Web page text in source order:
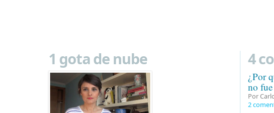
1 gota de nube 4
¿Por
no
Por
2